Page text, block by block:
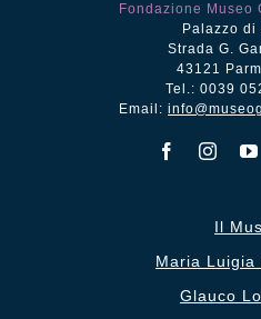
Fondazione Museo
Palazzo di
Strada G.
43121
Tel.: 0039
Email:
Il
Maria Luigia
Glauco